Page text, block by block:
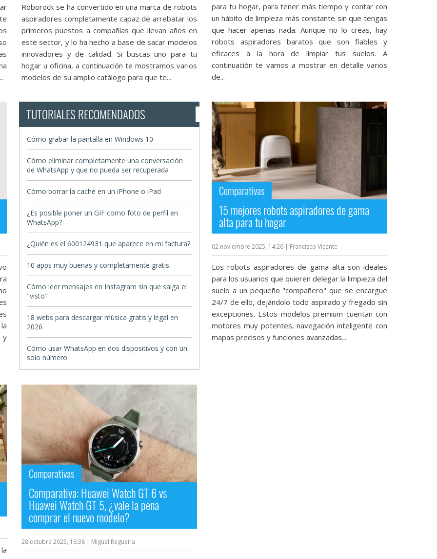
Roborock se ha convertido en una marca de robots
aspiradores completamente capaz de arrebatar los
primeros puestos a compañías que llevan años en
este sector, y lo ha hecho a base de sacar modelos
innovadores y de calidad. Si buscas uno para tu
hogar u oficina, a continuación te mostramos varios
modelos de su amplio catálogo para que te...
para tu hogar, para tener más tiempo y contar con
un hábito de limpieza más constante sin que tengas
que hacer apenas nada. Aunque no lo creas, hay
robots aspiradores baratos que son fiables y
eficaces a la hora de limpiar tus suelos. A
continuación te vamos a mostrar en detalle varios
de...
y
TUTORIALES RECOMENDADOS
Cómo grabar la pantalla en Windows 10
Cómo eliminar completamente una conversación
de WhatsApp y que no pueda ser recuperada
Cómo borrar la caché en un iPhone o iPad
¿Es posible poner un GIF como foto de perfil en
WhatsApp?
¿Quién es el 600124931 que aparece en mi factura?
10 apps muy buenas y completamente gratis
Cómo leer mensajes en Instagram sin que salga el
"visto"
18 webs para descargar música gratis y legal en
2026
Cómo usar WhatsApp en dos dispositivos y con un
solo número
Comparativas
15 mejores robots aspiradores de gama
alta para tu hogar
02 noviembre 2025, 14:26 | Francisco Vicente
Los robots aspiradores de gama alta son ideales
para los usuarios que quieren delegar la limpieza del
suelo a un pequeño "compañero" que se encargue
24/7 de ello, dejándolo todo aspirado y fregado sin
excepciones. Estos modelos premium cuentan con
motores muy potentes, navegación inteligente con
mapas precisos y funciones avanzadas...
Comparativas
Comparativa: Huawei Watch GT 6 vs
Huawei Watch GT 5, ¿vale la pena
comprar el nuevo modelo?
28 octubre 2025, 16:38 | Miguel Regueira